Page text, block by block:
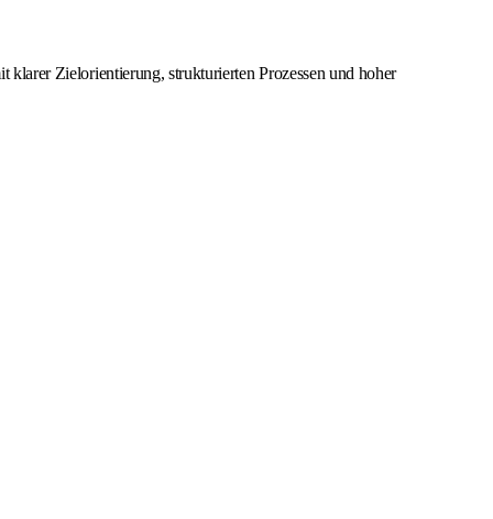
klarer Zielorientierung, strukturierten Prozessen und hoher